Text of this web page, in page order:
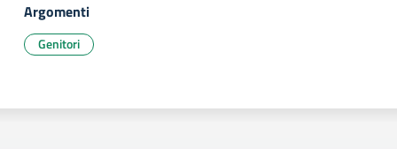
Argomenti
Genitori